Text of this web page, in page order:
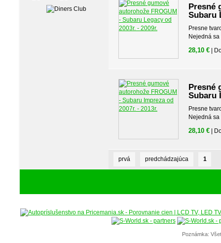
Presné
Subaru
Presne
Nejedná
28,10 € |
Presné
Subaru
Presne
Nejedná
28,10 € |
prvá predchádzajúca 1
Poznámka: